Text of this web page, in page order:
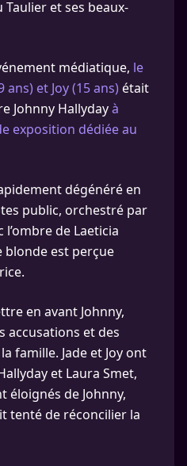
et ses beaux-
médiatique, le
ans) et Joy (15 ans) était
Johnny Hallydayà
exposition dédiée au
dégénéré en
public, orchestré par
l’ombre de Laeticia
blonde est perçue
en avant Johnny,
accusations et des
famille. Jade et Joy ont
et Laura Smet,
éloignés de Johnny,
tenté de réconcilier la